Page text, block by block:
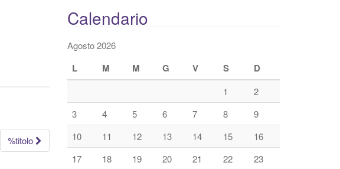
%titolo
Calendario
Agosto 2026
L M M G V S D
1
2
3
4 5 6 7 8
9
10
11 12 13 14 15
16
17
18 19 20 21 22
23